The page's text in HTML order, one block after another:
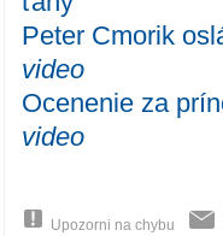
Peter Cmorik
video
Ocenenie za
video
Upozorni na chybu